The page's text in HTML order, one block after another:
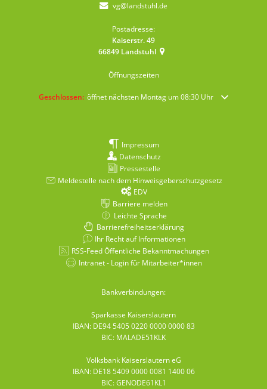
vg@landstuhl.de
Postadresse:
Kaiserstr. 49
66849 Landstuhl
Öffnungszeiten
Klicken, um weitere Öffnungs- oder Schließzeiten auszublenden
Geschlossen: öffnet nächsten Montag um 08:30 Uhr
Impressum
Datenschutz
Pressestelle
Meldestelle nach dem Hinweisgeberschutzgesetz
EDV
Barriere melden
Leichte Sprache
Barrierefreiheitserklärung
Ihr Recht auf Informationen
RSS-Feed Öffentliche Bekanntmachungen
Intranet - Login für Mitarbeiter*innen
Bankverbindungen:
Sparkasse Kaiserslautern
IBAN: DE94 5405 0220 0000 0000 83
BIC: MALADE51KLK
Volksbank Kaiserslautern eG
IBAN: DE18 5409 0000 0081 1400 06
BIC: GENODE61KL1